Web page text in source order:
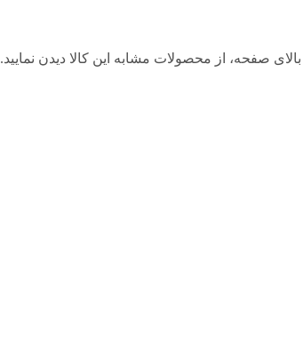
صفحه، از محصولات مشابه این کالا دیدن نمایید.